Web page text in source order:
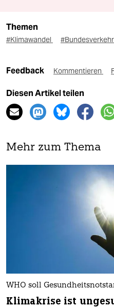
Themen
#Klimawandel
Feedback Kommentieren
Diesen Artikel teilen
Mehr zum Thema
WHO soll
Klimakrise ist